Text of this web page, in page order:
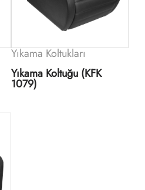
Yıkama Koltukları
Yıkama Koltuğu (KFK
1079)